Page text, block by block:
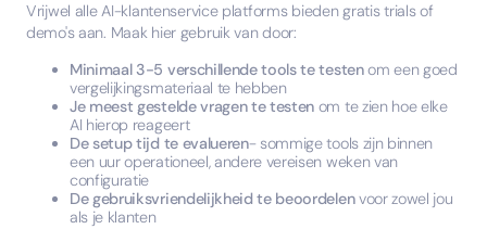
Vrijwel alle AI-klantenservice platforms bieden gratis trials of
demo's aan. Maak hier gebruik van door:
Minimaal 3-5 verschillende tools te testenom een goed
vergelijkingsmateriaal te hebben
Je meest gestelde vragen te testen om te zien hoe elke
AI hierop reageert
De setup tijd te evalueren- sommige tools zijn binnen
een uur operationeel, andere vereisen weken van
configuratie
De gebruiksvriendelijkheid te beoordelenvoor zowel jou
als je klanten